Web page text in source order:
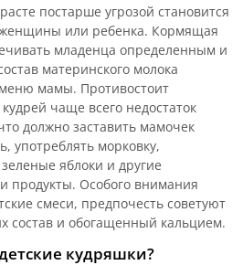
постарше угрозой становится
или ребенка. Кормящая
младенца определенным и
материнского молока
мамы. Противостоит
чаще всего недостаток
должно заставить мамочек
употреблять морковку,
яблоки и другие
продукты. Особого внимания
смеси, предпочесть советуют
состав и обогащенный кальцием.
кудряшки?